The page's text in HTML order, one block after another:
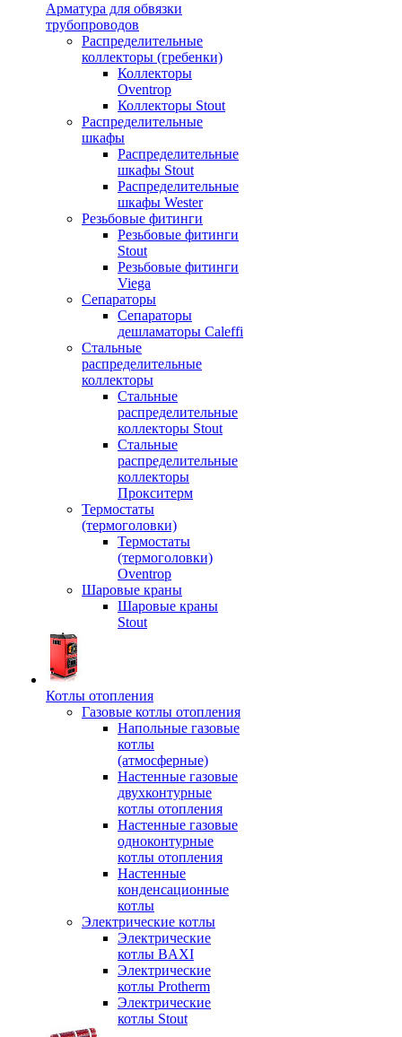
Арматура для обвязки
трубопроводов
Распределительные
коллекторы (гребенки)
Коллекторы
Oventrop
Коллекторы Stout
Распределительные
шкафы
Распределительные
шкафы Stout
Распределительные
шкафы Wester
Резьбовые фитинги
Резьбовые фитинги
Stout
Резьбовые фитинги
Viega
Сепараторы
Сепараторы
дешламаторы Caleffi
Стальные
распределительные
коллекторы
Стальные
распределительные
коллекторы Stout
Стальные
распределительные
коллекторы
Прокситерм
Термостаты
(термоголовки)
Термостаты
(термоголовки)
Oventrop
Шаровые краны
Шаровые краны
Stout
Котлы отопления
Газовые котлы отопления
Напольные газовые
котлы
(атмосферные)
Настенные газовые
двухконтурные
котлы отопления
Настенные газовые
одноконтурные
котлы отопления
Настенные
конденсационные
котлы
Электрические котлы
Электрические
котлы BAXI
Электрические
котлы Protherm
Электрические
котлы Stout